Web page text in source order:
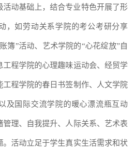
活动基础上，结合专业特色开展了形
，如劳动关系学院的考公考研分享
簿”活动、艺术学院的“心花绽放”自
工程学院的心理趣味运动会、经贸学
工程学院的春日书签制作、人文学院
及国际交流学院的暖心漂流瓶互动
理、自我提升、人际关系、艺术表
。活动立足于学生真实生活需求和状